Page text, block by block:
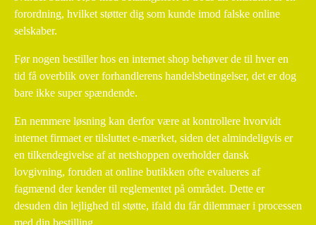
forordning, hvilket støtter dig som kunde imod falske online
selskaber.
Før nogen bestiller hos en internet shop behøver de til hver en
tid få overblik over forhandlerens handelsbetingelser, det er dog
bare ikke super spændende.
En nemmere løsning kan derfor være at kontrollere hvorvidt
internet firmaet er tilsluttet e-mærket, siden det almindeligvis er
en tilkendegivelse af at netshoppen overholder dansk
lovgivning, foruden at online butikken ofte evalueres af
fagmænd der kender til reglementet på området. Dette er
desuden din lejlighed til støtte, ifald du får dilemmaer i processen